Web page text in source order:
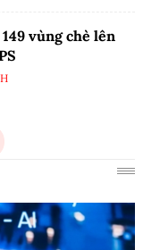
vùng chè lên